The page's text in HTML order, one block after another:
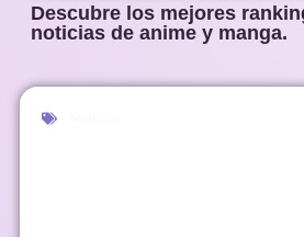
Descubre los mejores
noticias de anime y manga.